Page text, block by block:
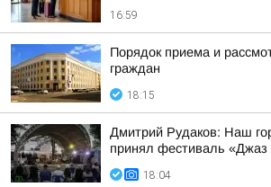
16:59
Порядок приема и
граждан
18:15
Дмитрий Рудаков: Наш
принял фестиваль «Джаз
18:04